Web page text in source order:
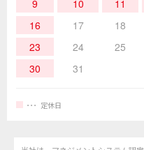
9
10 11
16
17 18
23
24 25
30
31
定休日